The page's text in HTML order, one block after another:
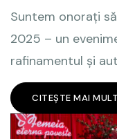
Suntem onorați
2025 – un
rafinamentul și
CITEȘTE MAI MULT